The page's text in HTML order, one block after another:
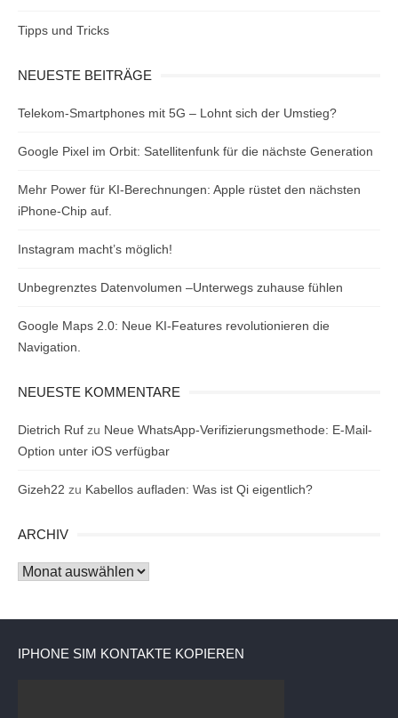
Tipps und Tricks
NEUESTE BEITRÄGE
Telekom-Smartphones mit 5G – Lohnt sich der Umstieg?
Google Pixel im Orbit: Satellitenfunk für die nächste Generation
Mehr Power für KI-Berechnungen: Apple rüstet den nächsten
iPhone-Chip auf.
Instagram macht’s möglich!
Unbegrenztes Datenvolumen –Unterwegs zuhause fühlen
Google Maps 2.0: Neue KI-Features revolutionieren die
Navigation.
NEUESTE KOMMENTARE
Dietrich Ruf zu Neue WhatsApp-Verifizierungsmethode: E-Mail-
Option unter iOS verfügbar
Gizeh22 zu Kabellos aufladen: Was ist Qi eigentlich?
ARCHIV
Archiv
IPHONE SIM KONTAKTE KOPIEREN